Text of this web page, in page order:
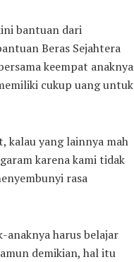
bantuan dari
Beras Sejahtera
keempat anaknya
cukup uang untuk
kalau yang lainnya mah
karena kami tidak
rasa
harus belajar
demikian, hal itu